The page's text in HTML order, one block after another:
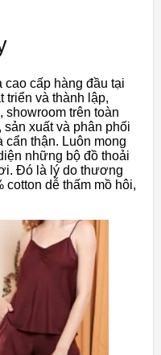
cao cấp hàng đầu tại
triển và thành lập,
trên toàn
sản xuất và phân phối
thận. Luôn mong
những bộ đồ thoải
Đó là lý do thương
cotton dễ thấm mồ hôi,